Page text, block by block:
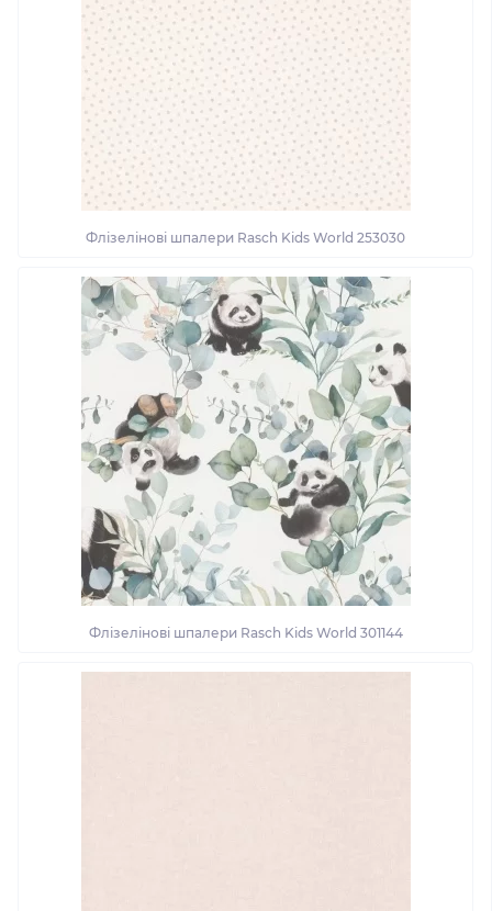
Флізелінові шпалери Rasch Kids World 253030
Флізелінові шпалери Rasch Kids World 301144